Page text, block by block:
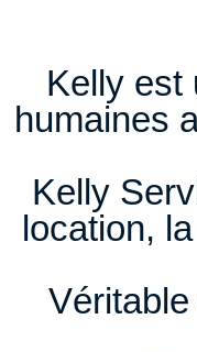
Kelly est
humaines
Kelly
location,